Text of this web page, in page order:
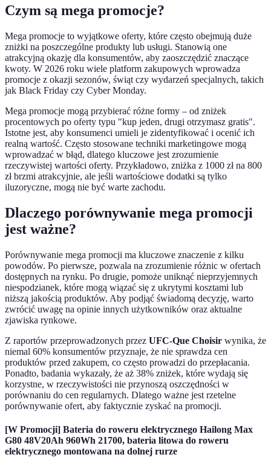
Czym są mega promocje?
Mega promocje to wyjątkowe oferty, które często obejmują duże
zniżki na poszczególne produkty lub usługi. Stanowią one
atrakcyjną okazję dla konsumentów, aby zaoszczędzić znaczące
kwoty. W 2026 roku wiele platform zakupowych wprowadza
promocje z okazji sezonów, świąt czy wydarzeń specjalnych, takich
jak Black Friday czy Cyber Monday.
Mega promocje mogą przybierać różne formy – od zniżek
procentowych po oferty typu "kup jeden, drugi otrzymasz gratis".
Istotne jest, aby konsumenci umieli je zidentyfikować i ocenić ich
realną wartość. Często stosowane techniki marketingowe mogą
wprowadzać w błąd, dlatego kluczowe jest zrozumienie
rzeczywistej wartości oferty. Przykładowo, zniżka z 1000 zł na 800
zł brzmi atrakcyjnie, ale jeśli wartościowe dodatki są tylko
iluzoryczne, mogą nie być warte zachodu.
Dlaczego porównywanie mega promocji
jest ważne?
Porównywanie mega promocji ma kluczowe znaczenie z kilku
powodów. Po pierwsze, pozwala na zrozumienie różnic w ofertach
dostępnych na rynku. Po drugie, pomoże uniknąć nieprzyjemnych
niespodzianek, które mogą wiązać się z ukrytymi kosztami lub
niższą jakością produktów. Aby podjąć świadomą decyzję, warto
zwrócić uwagę na opinie innych użytkowników oraz aktualne
zjawiska rynkowe.
Z raportów przeprowadzonych przez UFC-Que Choisir wynika, że
niemal 60% konsumentów przyznaje, że nie sprawdza cen
produktów przed zakupem, co często prowadzi do przepłacania.
Ponadto, badania wykazały, że aż 38% zniżek, które wydają się
korzystne, w rzeczywistości nie przynoszą oszczędności w
porównaniu do cen regularnych. Dlatego ważne jest rzetelne
porównywanie ofert, aby faktycznie zyskać na promocji.
[W Promocji] Bateria do roweru elektrycznego Hailong Max
G80 48V20Ah 960Wh 21700, bateria litowa do roweru
elektrycznego montowana na dolnej rurze